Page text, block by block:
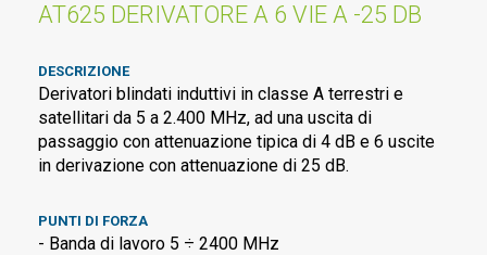
AT625 DERIVATORE A 6 VIE A -25 DB
DESCRIZIONE
Derivatori blindati induttivi in classe A terrestri e
satellitari da 5 a 2.400 MHz, ad una uscita di
passaggio con attenuazione tipica di 4 dB e 6 uscite
in derivazione con attenuazione di 25 dB.
PUNTI DI FORZA
- Banda di lavoro 5 ÷ 2400 MHz